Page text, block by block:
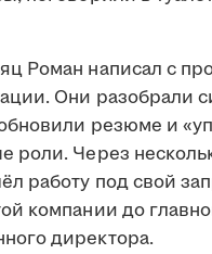
Роман написал с
Они разобрали
резюме и
роли. Через
работу под свой
компании до
директора.